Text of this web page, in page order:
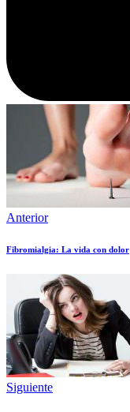
Anterior
Fibromialgia: La vida con dolor
Siguiente